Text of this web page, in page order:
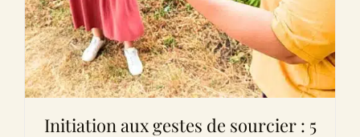
Initiation aux gestes de sourcier : 5